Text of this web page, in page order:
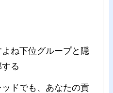
ね下位グループと隠
る
ドでも、あなたの貢